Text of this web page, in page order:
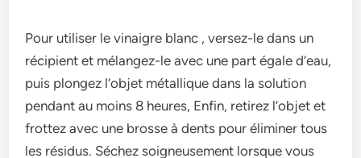
Pour utiliser le vinaigre blanc , versez-le dans un
récipient et mélangez-le avec une part égale d’eau,
puis plongez l’objet métallique dans la solution
pendant au moins 8 heures, Enfin, retirez l’objet et
frottez avec une brosse à dents pour éliminer tous
les résidus. Séchez soigneusement lorsque vous